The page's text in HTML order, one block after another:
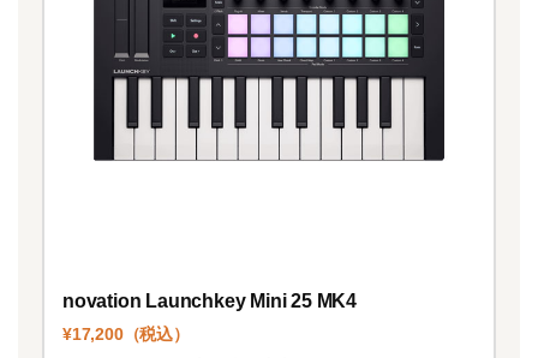
novation Launchkey Mini 25 MK4
¥17,200（税込）